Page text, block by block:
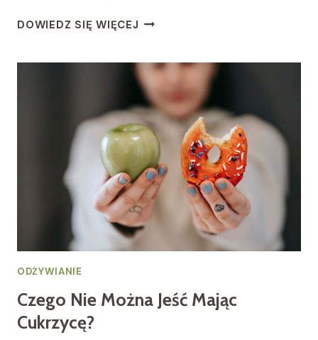
DOWIEDZ SIĘ WIĘCEJ CO
INDEKS
GLIKEMICZNY?
ODŻYWIANIE
Czego Nie Można Jeść Mając
Cukrzycę?